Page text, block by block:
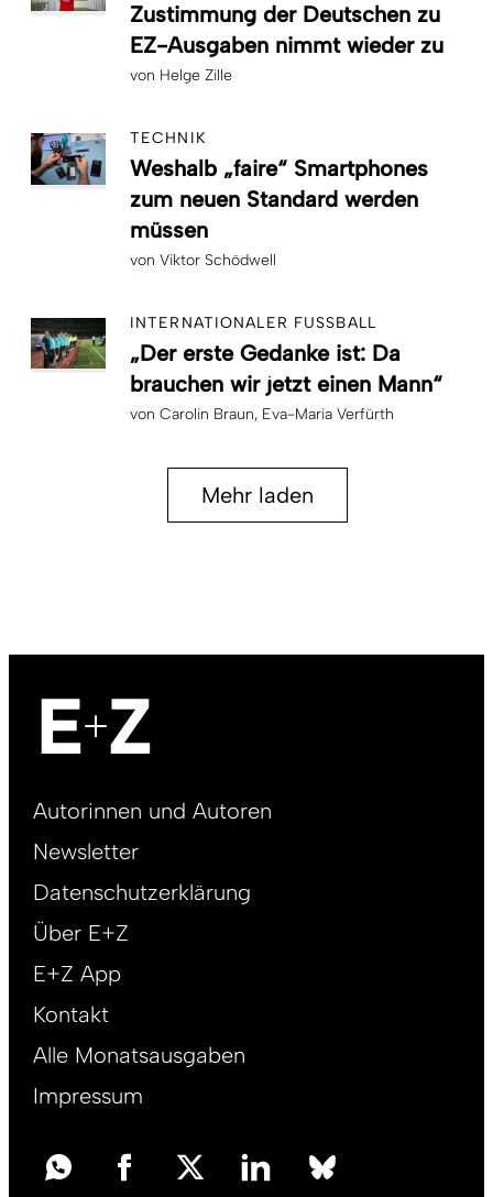
Zustimmung der Deutschen zu
EZ-Ausgaben nimmt wieder zu
von Helge Zille
TECHNIK
Weshalb „faire“ Smartphones
zum neuen Standard werden
müssen
von Viktor Schödwell
INTERNATIONALER FUSSBALL
„Der erste Gedanke ist: Da
brauchen wir jetzt einen Mann“
von Carolin Braun Eva-Maria Verfürth
Mehr laden
Footer
DE
Autorinnen und Autoren
Newsletter
Datenschutzerklärung
Über E+Z
E+Z App
Kontakt
Alle Monatsausgaben
Impressum